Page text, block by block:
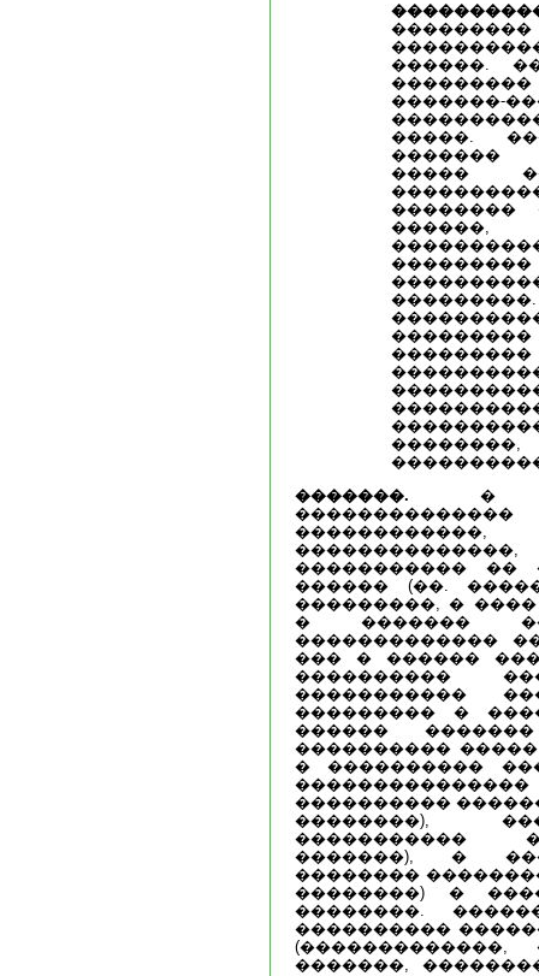
������.
�����.
�������
�����
��������
������,
�������. �
����������� ��
������ (��.
���������, �
� �������
�������������
��� � ������
����������
�����������
��������� �
������
����������
� ����������
����������
��������),
�����������
�������), �
��������
��������) �
��������.
����������
�������,